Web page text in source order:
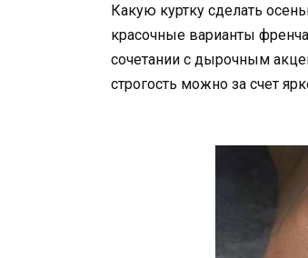
Какую куртку сделать
красочные варианты
сочетании с дырочным
строгость можно за счет